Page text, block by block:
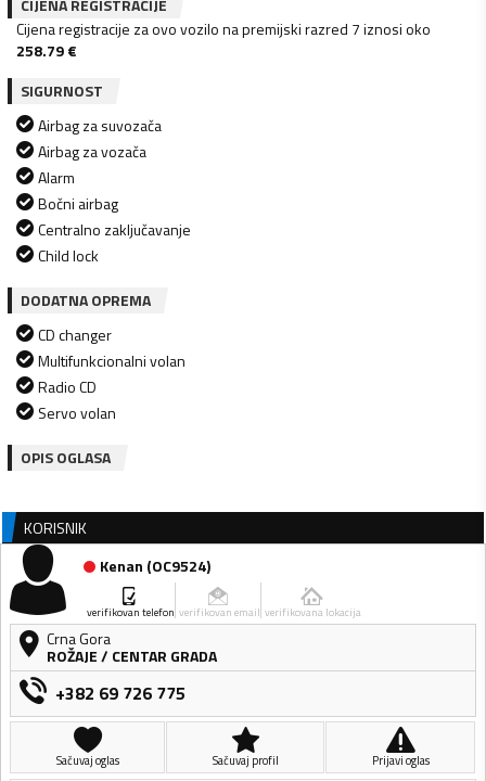
CIJENA REGISTRACIJE
Cijena registracije za ovo vozilo na premijski razred 7 iznosi oko
258.79€
SIGURNOST
Airbag za suvozača
Airbag za vozača
Alarm
Bočni airbag
Centralno zaključavanje
Child lock
DODATNA OPREMA
CD changer
Multifunkcionalni volan
Radio CD
Servo volan
OPIS OGLASA
KORISNIK
Kenan (OC9524)
verifikovan telefon verifikovan email verifikovana lokacija
Crna Gora
ROŽAJE/ CENTAR GRADA
+382 69 726 775
Sačuvaj oglas Sačuvaj profil Prijavi oglas